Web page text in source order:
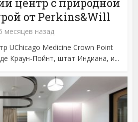
от Perkins&Will
месяцев назад
UChicago Medicine Crown Point
Краун-Пойнт, штат Индиана, и...